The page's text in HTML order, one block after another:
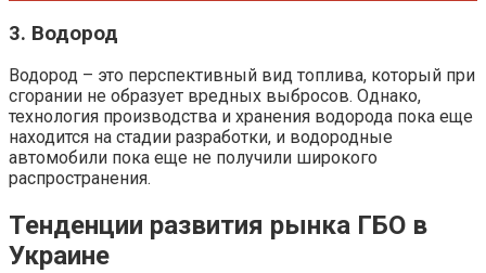
3. Водород
Водород – это перспективный вид топлива, который при
сгорании не образует вредных выбросов. Однако,
технология производства и хранения водорода пока еще
находится на стадии разработки, и водородные
автомобили пока еще не получили широкого
распространения.
Тенденции развития рынка ГБО в
Украине